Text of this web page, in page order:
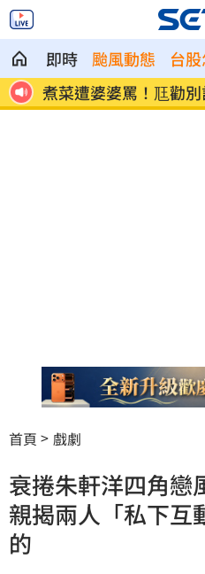
即時 颱風動態 台
台
新／白海豚近北部海
報
首頁 戲劇
衰捲朱軒洋四角戀
親揭兩人「私下互
的